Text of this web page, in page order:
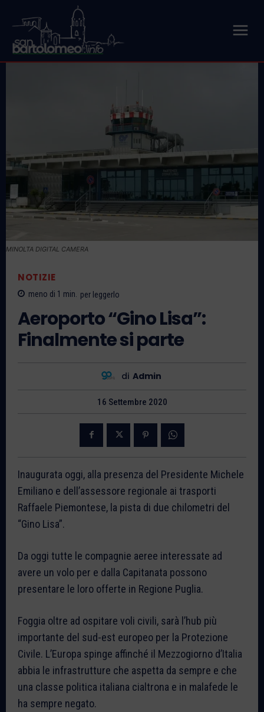
MINOLTA DIGITAL CAMERA
NOTIZIE
meno di 1 min. per leggerlo
Aeroporto “Gino Lisa”:
Finalmente si parte
di Admin
16 Settembre 2020
Inaugurata oggi, alla presenza del Presidente Michele
Emiliano e dell’assessore regionale ai trasporti
Raffaele Piemontese, la pista di due chilometri del
“Gino Lisa”.
Da oggi tutte le compagnie aeree interessate ad
avere un volo per e dalla Capitanata possono
presentare le loro offerte in Regione Puglia.
Foggia oltre ad ospitare voli civili, sarà l’hub più
importante del sud-est europeo per la Protezione
Civile. L’Europa spinge affinché il Mezzogiorno d’Italia
abbia le infrastrutture che aspetta da sempre e che
una classe politica italiana cialtrona e in malafede le
ha sempre negato.